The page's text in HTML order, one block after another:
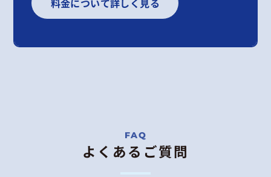
よくあるご質問